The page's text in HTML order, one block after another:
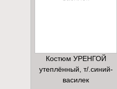
Костюм УРЕНГОЙ
утеплённый, т/.синий-
василек